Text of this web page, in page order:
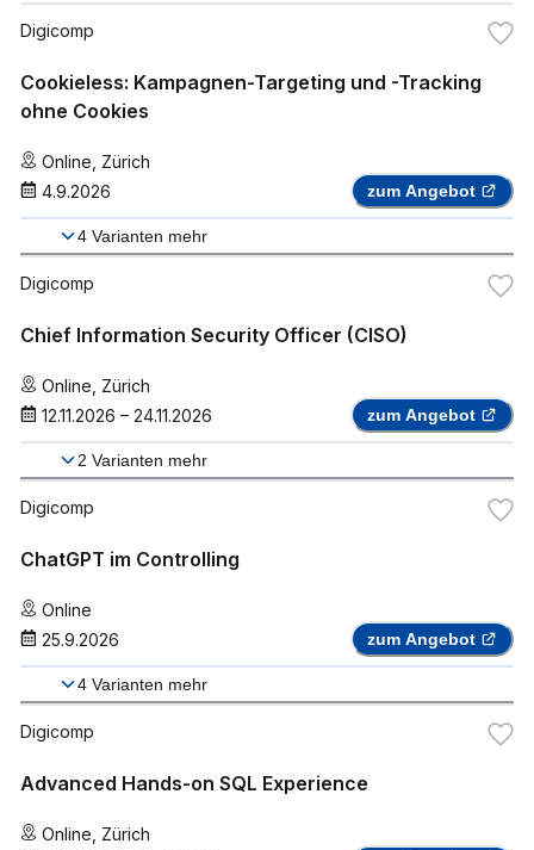
Digicomp
Cookieless: Kampagnen-Targeting und -Tracking
ohne Cookies
Online Zürich
4.9.2026
zum Angebot
4 Varianten mehr
Digicomp
Chief Information Security Officer (CISO)
Online Zürich
12.11.2026 – 24.11.2026 zum Angebot
2 Varianten mehr
Digicomp
ChatGPT im Controlling
Online
25.9.2026
zum Angebot
4 Varianten mehr
Digicomp
Advanced Hands-on SQL Experience
Online Zürich